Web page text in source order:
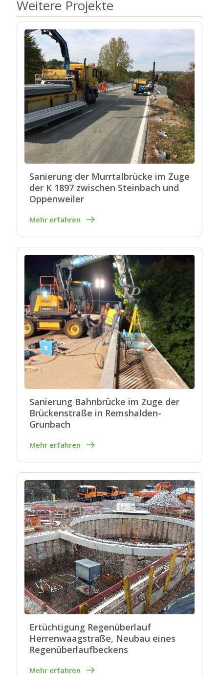
Weitere Projekte
Sanierung der Murrtalbrücke im Zuge
der K 1897 zwischen Steinbach und
Oppenweiler
Mehr erfahren
Sanierung Bahnbrücke im Zuge der
Brückenstraße in Remshalden-
Grunbach
Mehr erfahren
Ertüchtigung Regenüberlauf
Herrenwaagstraße, Neubau eines
Regenüberlaufbeckens
Mehr erfahren